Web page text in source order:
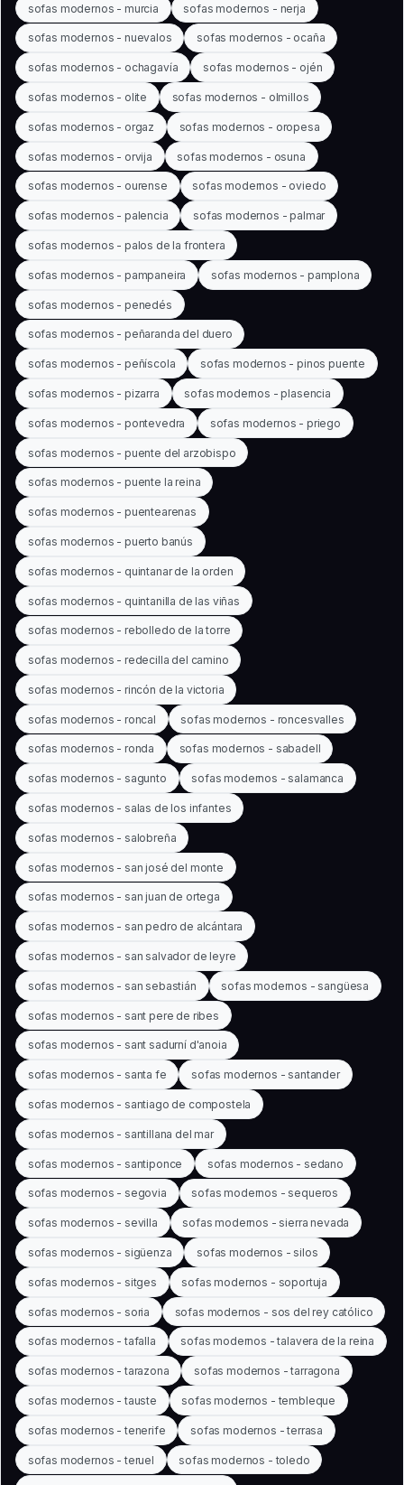
sofas modernos - murcia sofas modernos - nerja
sofas modernos - nuevalos sofas modernos - ocaña
sofas modernos - ochagavía sofas modernos - ojén
sofas modernos - olite sofas modernos - olmillos
sofas modernos - orgaz sofas modernos - oropesa
sofas modernos - orvija sofas modernos - osuna
sofas modernos - ourense sofas modernos - oviedo
sofas modernos - palencia sofas modernos - palmar
sofas modernos - palos de la frontera
sofas modernos - pampaneira sofas modernos - pamplona
sofas modernos - penedés
sofas modernos - peñaranda del duero
sofas modernos - peñíscola sofas modernos - pinos puente
sofas modernos - pizarra sofas modernos - plasencia
sofas modernos - pontevedra sofas modernos - priego
sofas modernos - puente del arzobispo
sofas modernos - puente la reina
sofas modernos - puentearenas
sofas modernos - puerto banús
sofas modernos - quintanar de la orden
sofas modernos - quintanilla de las viñas
sofas modernos - rebolledo de la torre
sofas modernos - redecilla del camino
sofas modernos - rincón de la victoria
sofas modernos - roncal sofas modernos - roncesvalles
sofas modernos - ronda sofas modernos - sabadell
sofas modernos - sagunto sofas modernos - salamanca
sofas modernos - salas de los infantes
sofas modernos - salobreña
sofas modernos - san josé del monte
sofas modernos - san juan de ortega
sofas modernos - san pedro de alcántara
sofas modernos - san salvador de leyre
sofas modernos - san sebastián sofas modernos - sangüesa
sofas modernos - sant pere de ribes
sofas modernos - sant sadurní d'anoia
sofas modernos - santa fe sofas modernos - santander
sofas modernos - santiago de compostela
sofas modernos - santillana del mar
sofas modernos - santiponce sofas modernos - sedano
sofas modernos - segovia sofas modernos - sequeros
sofas modernos - sevilla sofas modernos - sierra nevada
sofas modernos - sigüenza sofas modernos - silos
sofas modernos - sitges sofas modernos - soportuja
sofas modernos - soria sofas modernos - sos del rey católico
sofas modernos - tafalla sofas modernos - talavera de la reina
sofas modernos - tarazona sofas modernos - tarragona
sofas modernos - tauste sofas modernos - tembleque
sofas modernos - tenerife sofas modernos - terrasa
sofas modernos - teruel sofas modernos - toledo